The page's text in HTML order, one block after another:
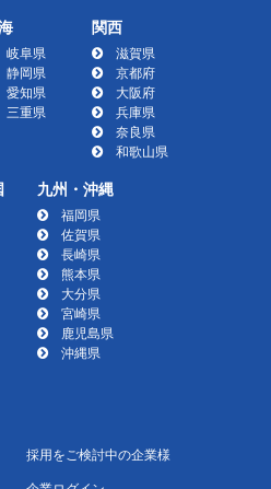
岐阜県
静岡県
愛知県
三重県
関西
滋賀県
京都府
大阪府
兵庫県
奈良県
和歌山県
九州・沖縄
福岡県
佐賀県
長崎県
熊本県
大分県
宮崎県
鹿児島県
沖縄県
採用をご検討中の企業様